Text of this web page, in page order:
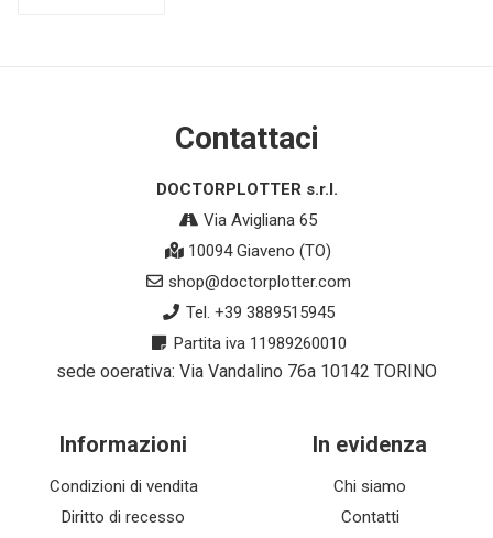
Contattaci
DOCTORPLOTTER s.r.l.
Via Avigliana 65
10094 Giaveno (TO)
shop@doctorplotter.com
Tel. +39 3889515945
Partita iva 11989260010
sede ooerativa: Via Vandalino 76a 10142 TORINO
Informazioni
Condizioni di vendita
Diritto di recesso
In evidenza
Chi siamo
Contatti